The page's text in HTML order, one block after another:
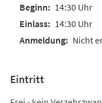
14:30 Uhr
14:30 Uhr
Nicht
Eintritt